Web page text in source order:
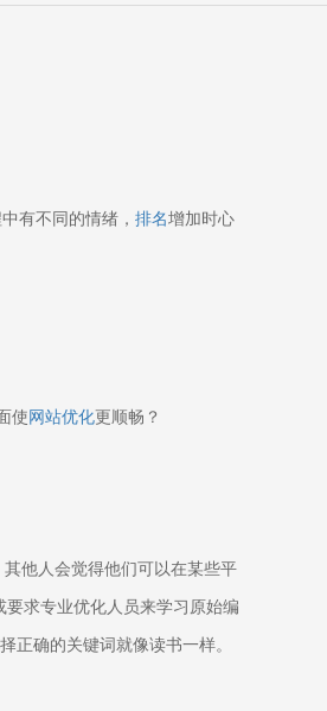
有不同的情绪， 排名增加时心
使网站优化更顺畅？
他人会觉得他们可以在某些平
求专业优化人员来学习原始编
正确的关键词就像读书一样。